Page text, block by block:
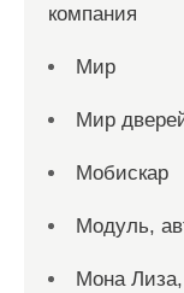
компания
Мир
Мир
Мобискар
Модуль,
Мона Лиза,